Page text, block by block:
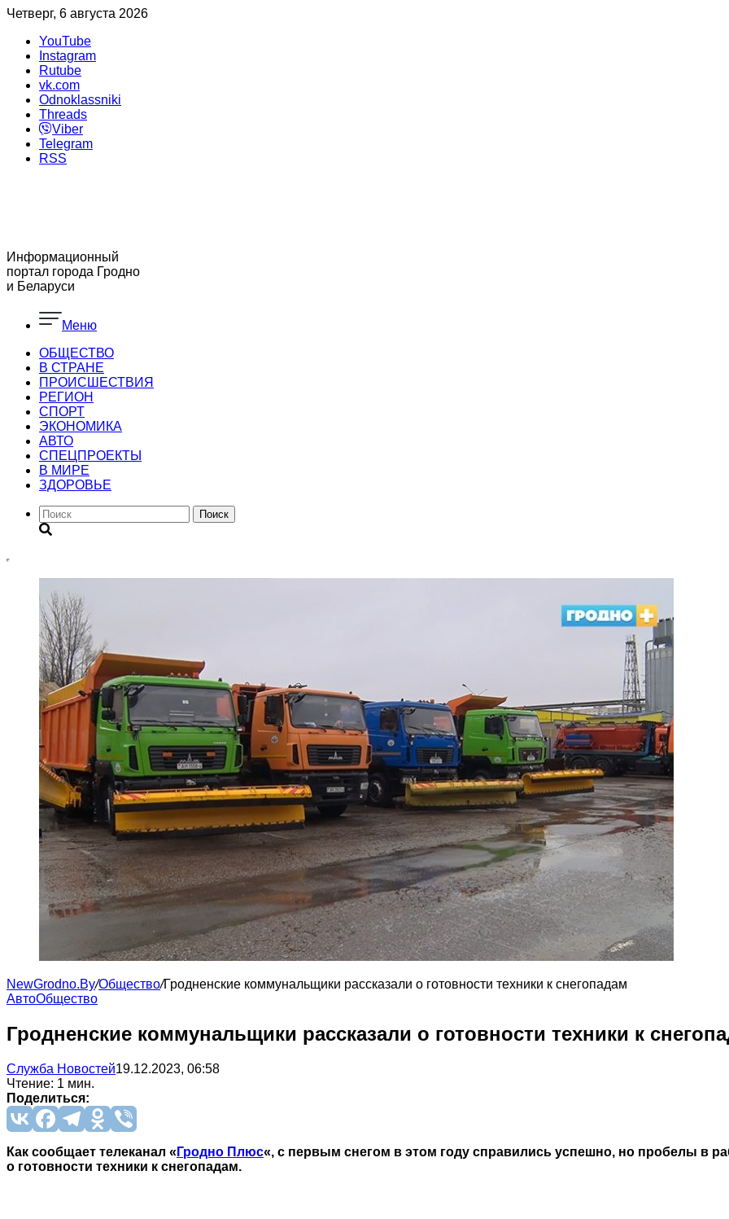
Четверг, 6 августа 2026
YouTube
Instagram
Rutube
vk.com
Odnoklassniki
Threads
Viber
Telegram
RSS
Информационный
портал города Гродно
и Беларуси
Меню
ОБЩЕСТВО
В СТРАНЕ
ПРОИСШЕСТВИЯ
РЕГИОН
CПОРТ
ЭКОНОМИКА
АВТО
СПЕЦПРОЕКТЫ
В МИРЕ
ЗДОРОВЬЕ
Поиск
NewGrodno.By/Общество/Гродненские коммунальщики рассказали о готовности техники к снегопадам
АвтоОбщество
Гродненские коммунальщики рассказали о готовности техники к
Служба Новостей19.12.2023, 06:58
Чтение: 1 мин.
Поделиться:
Как сообщает телеканал « Гродно Плюс«, с первым снегом в этом году справились успешно, но пробелы в
о готовности техники к снегопадам.